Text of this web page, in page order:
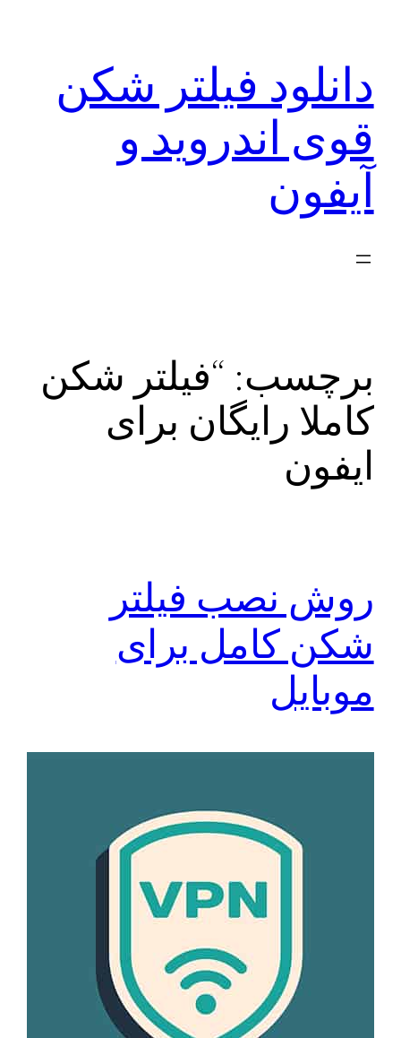
دانلود فیلتر شکن
قوی اندروید و
آیفون
برچسب: “فیلتر شکن
کاملا رایگان برای
ایفون
روش نصب فیلتر
شکن کامل برای
موبایل